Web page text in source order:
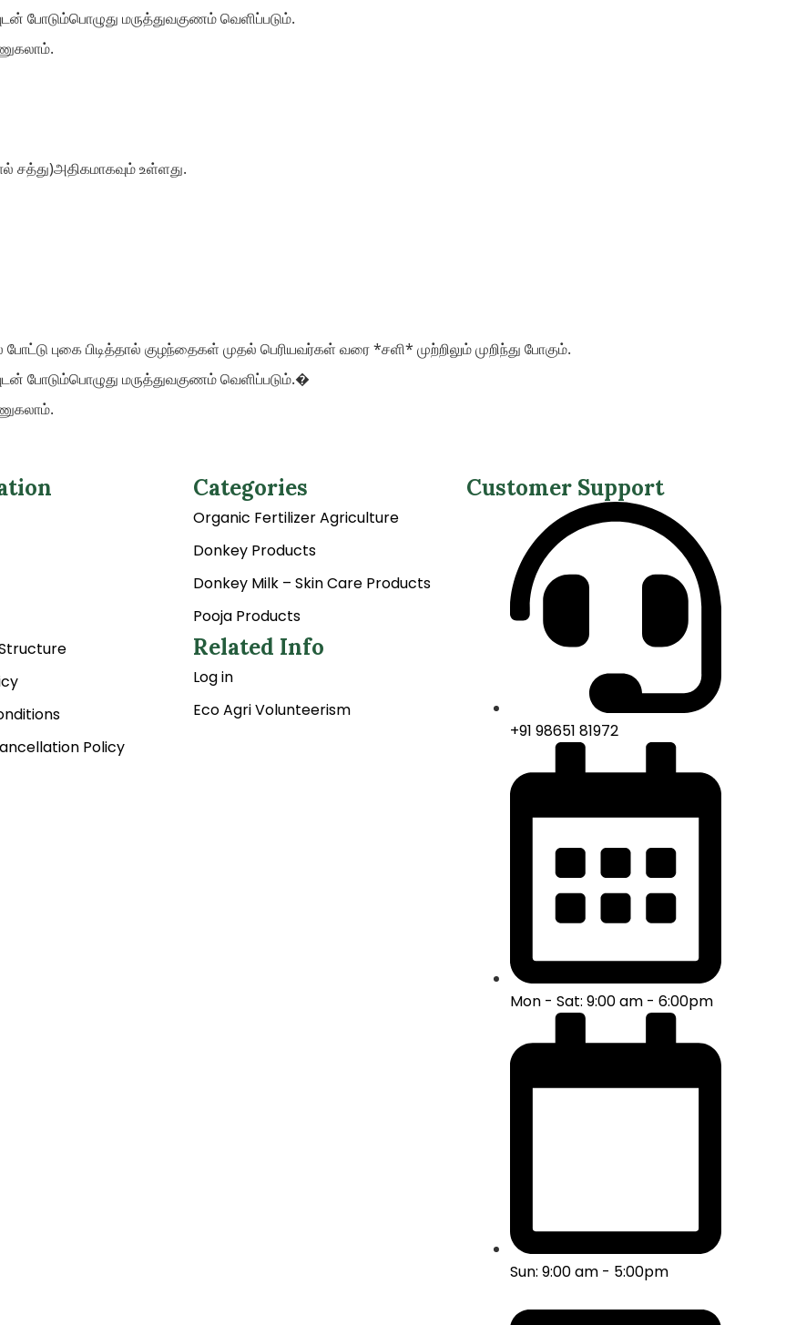
போடும்பொழுது மருத்துவகுணம் வெளிப்படும்.
சத்து)அதிகமாகவும் உள்ளது.
புகை பிடித்தால் குழந்தைகள் முதல் பெரியவர்கள் வரை *சளி* முற்றிலும் முறிந்து போகும்.
போடும்பொழுது மருத்துவகுணம் வெளிப்படும்.�
Policy
Categories
Organic Fertilizer Agriculture
Donkey Products
Donkey Milk – Skin Care Products
Pooja Products
Related Info
Log in
Eco Agri Volunteerism
Customer Support
+91 98651 81972
Mon - Sat: 9:00 am - 6:00pm
Sun: 9:00 am - 5:00pm